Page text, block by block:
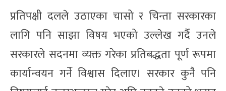
प्रतिपक्षी दलले उठाएका चासो र चिन्ता सरकारका
लागि पनि साझा विषय भएको उल्लेख गर्दै उनले
सरकारले सदनमा व्यक्त गरेका प्रतिबद्धता पूर्ण रूपमा
कार्यान्वयन गर्ने विश्वास दिलाए। सरकार कुनै पनि